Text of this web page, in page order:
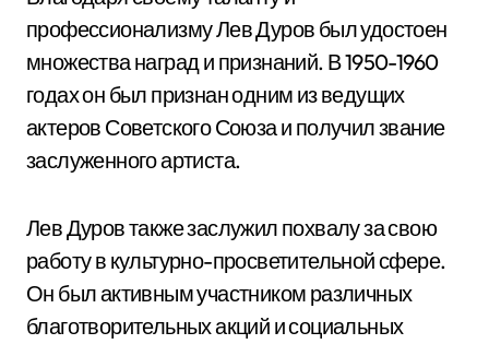
профессионализму Лев Дуров был удостоен
множества наград и признаний. В 1950-1960
годах он был признан одним из ведущих
актеров Советского Союза и получил звание
заслуженного артиста.
Лев Дуров также заслужил похвалу за свою
работу в культурно-просветительной сфере.
Он был активным участником различных
благотворительных акций и социальных